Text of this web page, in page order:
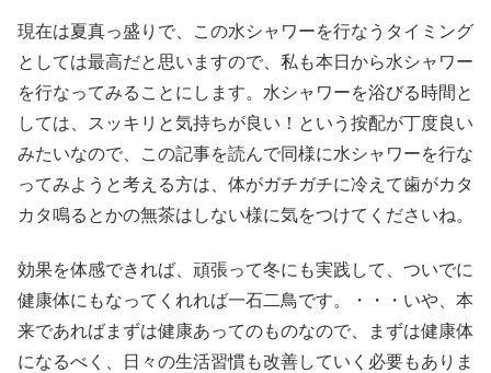
現在は夏真っ盛りで、この水シャワーを行なうタイミング
としては最高だと思いますので、私も本日から水シャワー
を行なってみることにします。水シャワーを浴びる時間と
しては、スッキリと気持ちが良い！という按配が丁度良い
みたいなので、この記事を読んで同様に水シャワーを行な
ってみようと考える方は、体がガチガチに冷えて歯がカタ
カタ鳴るとかの無茶はしない様に気をつけてくださいね。
効果を体感できれば、頑張って冬にも実践して、ついでに
健康体にもなってくれれば一石二鳥です。・・・いや、本
来であればまずは健康あってのものなので、まずは健康体
になるべく、日々の生活習慣も改善していく必要もありま